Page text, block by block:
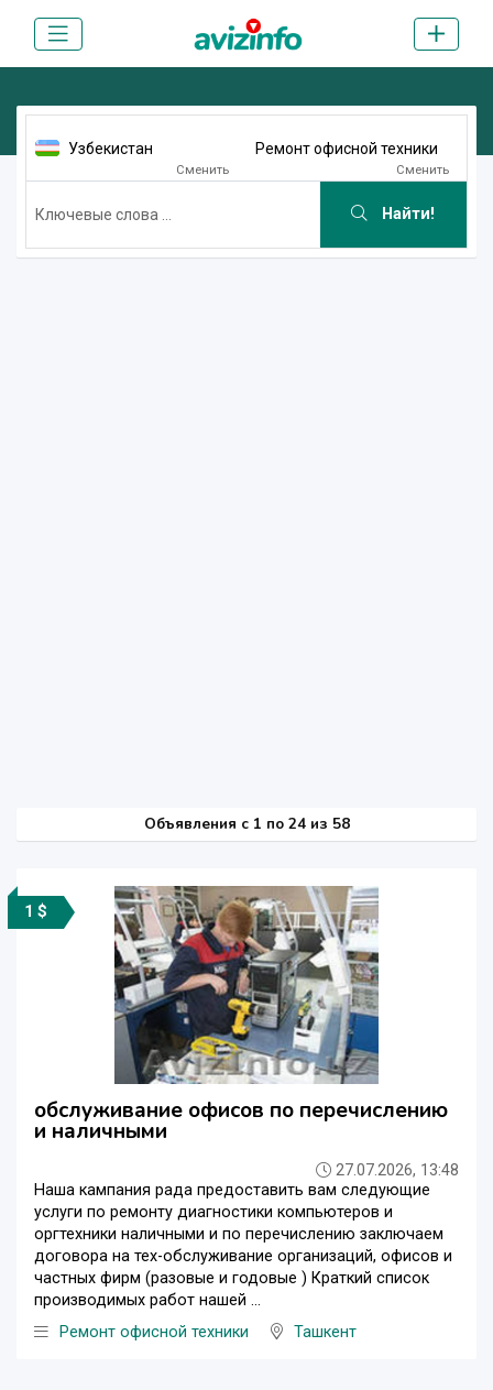
Узбекистан
Сменить
Ремонт офисной техники
Сменить
Найти!
Объявления c 1 по 24 из 58
1 $
обслуживание офисов по перечислению
и наличными
27.07.2026, 13:48
Наша кампания рада предоставить вам следующие
услуги по ремонту диагностики компьютеров и
оргтехники наличными и по перечислению заключаем
договора на тех-обслуживание организаций, офисов и
частных фирм (разовые и годовые ) Краткий список
производимых работ нашей ...
Ремонт офисной техники
Ташкент